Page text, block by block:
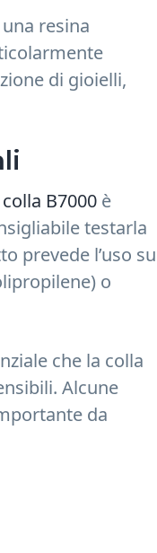
resina
di gioielli,
colla B7000 è
testarla
prevede l’uso su
o
che la colla
Alcune
da